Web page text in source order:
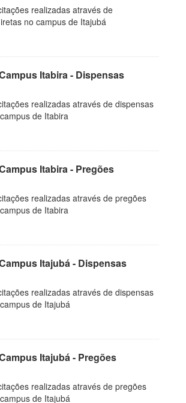
realizadas através de
no campus de Itajubá
Itabira - Dispensas
realizadas através de dispensas
de Itabira
Itabira - Pregões
realizadas através de pregões
de Itabira
Itajubá - Dispensas
realizadas através de dispensas
de Itajubá
Itajubá - Pregões
realizadas através de pregões
de Itajubá